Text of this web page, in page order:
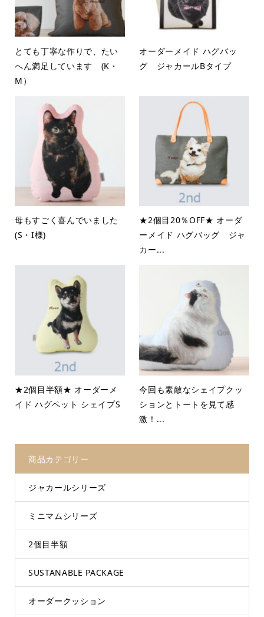
とても丁寧な作りで、たい
へん満足しています (K・
M）
オーダーメイド ハグバッ
グ ジャカールBタイプ
母もすごく喜んでいました
(S・I様)
★2個目20％OFF★ オーダ
ーメイド ハグバッグ ジャ
カー...
★2個目半額★ オーダーメ
イド ハグペット シェイプS
今回も素敵なシェイプクッ
ションとトートを見て感
激！...
商品カテゴリー
ジャカールシリーズ
ミニマムシリーズ
2個目半額
SUSTANABLE PACKAGE
オーダークッション